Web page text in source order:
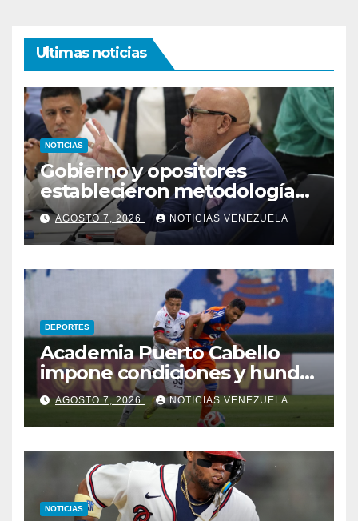
Ultimas noticias
NOTICIAS
Gobierno y opositores
establecieron metodología
para el proceso de diálogo en
Venezuela
AGOSTO 7, 2026 NOTICIAS VENEZUELA
DEPORTES
Academia Puerto Cabello
impone condiciones y hunde
al Caracas FC
AGOSTO 7, 2026 NOTICIAS VENEZUELA
NOTICIAS